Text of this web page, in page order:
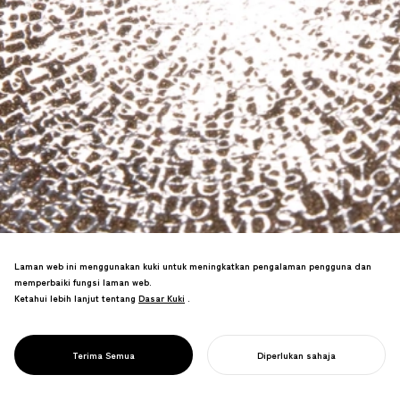
KAMPUS
/UNIVERSITI
TOKYO
SDA, pertandingan reka bentuk papan
tanda terunggul Jepun.
Laman web ini menggunakan kuki untuk meningkatkan pengalaman pengguna dan
memperbaiki fungsi laman web.
Ketahui lebih lanjut tentang Dasar Kuki
Dasar Kuki .
Terima Semua Diperlukan sahaja